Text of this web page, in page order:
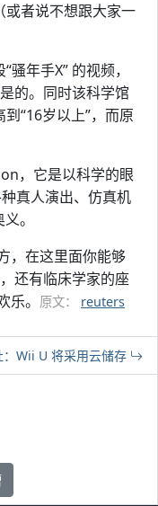
或者说不想跟大家一
年手X” 的视频，
的。同时该科学馆
“16岁以上”，而原
，它是以科学的眼
真人演出、仿真机
。
，在这里面你能够
还有临床学家的座
。 原文： reuters
：Wii U 将采用云储存